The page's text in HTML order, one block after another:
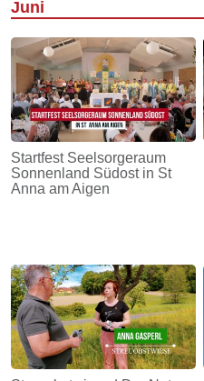
Juni
Startfest Seelsorgeraum
Sonnenland Südost in St
Anna am Aigen